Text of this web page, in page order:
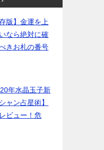
存版】金運を上
なら絶対に確
きお札の番号
年水晶玉子新
ャン占星術】
ビュー！危